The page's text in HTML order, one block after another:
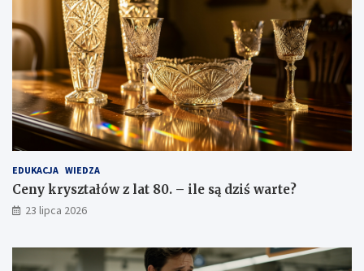
EDUKACJA WIEDZA
Ceny kryształów z lat 80. – ile są dziś warte?
23 lipca 2026